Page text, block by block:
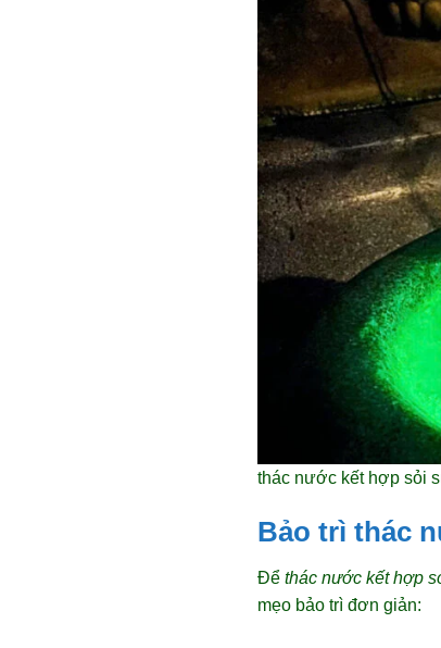
thác nước kết hợp sỏi
Bảo trì thác
Để thác nước kết hợp
mẹo bảo trì đơn giản: